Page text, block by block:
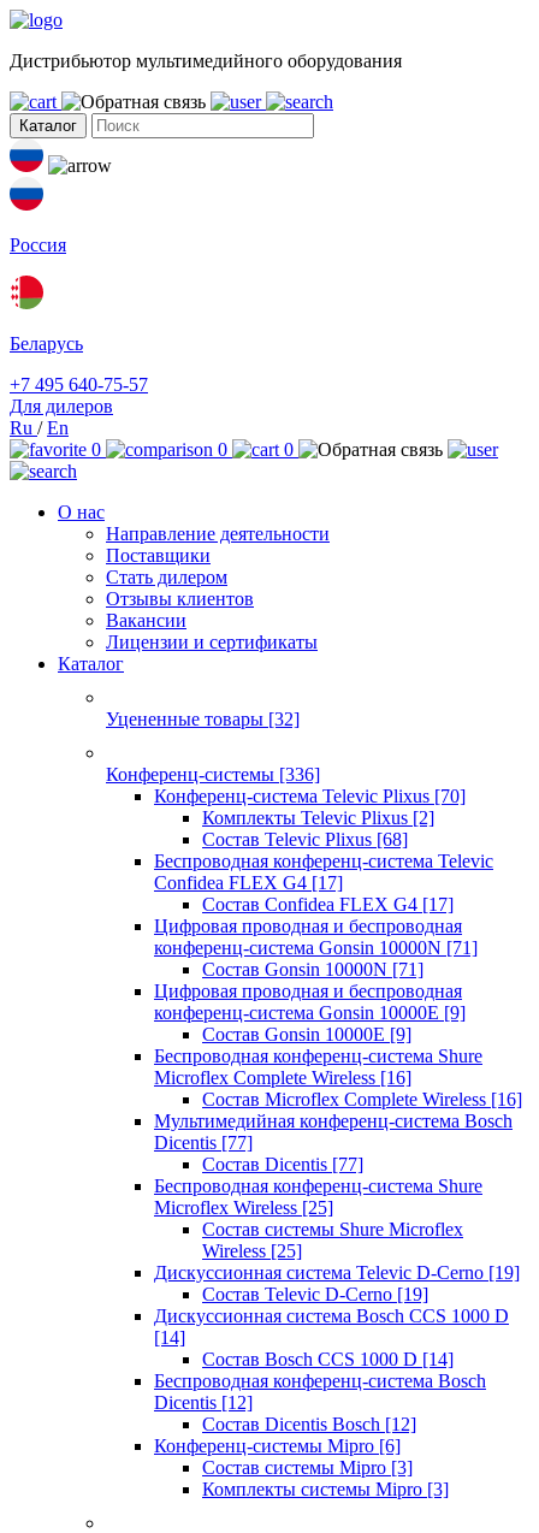
Дистрибьютор мультимедийного оборудования
Каталог
Россия
Беларусь
+7 495 640-75-57
Для дилеров
Ru /En
0
0 0
О нас
Направление деятельности
Поставщики
Стать дилером
Отзывы клиентов
Вакансии
Лицензии и сертификаты
Каталог
Уцененные товары [32]
Конференц-системы [336]
Конференц-система Televic Plixus [70]
Комплекты Televic Plixus [2]
Состав Televic Plixus [68]
Беспроводная конференц-система Televic
Confidea FLEX G4 [17]
Состав Confidea FLEX G4 [17]
Цифровая проводная и беспроводная
конференц-система Gonsin 10000N [71]
Состав Gonsin 10000N [71]
Цифровая проводная и беспроводная
конференц-система Gonsin 10000E [9]
Состав Gonsin 10000E [9]
Беспроводная конференц-система Shure
Microflex Complete Wireless [16]
Состав Microflex Complete Wireless [16]
Мультимедийная конференц-система Bosch
Dicentis [77]
Состав Dicentis [77]
Беспроводная конференц-система Shure
Microflex Wireless [25]
Состав системы Shure Microflex
Wireless [25]
Дискуссионная система Televic D-Cerno [19]
Состав Televic D-Cerno [19]
Дискуссионная система Bosch CCS 1000 D
[14]
Состав Bosch CCS 1000 D [14]
Беспроводная конференц-система Bosch
Dicentis [12]
Состав Dicentis Bosch [12]
Конференц-системы Mipro [6]
Состав системы Mipro [3]
Комплекты системы Mipro [3]